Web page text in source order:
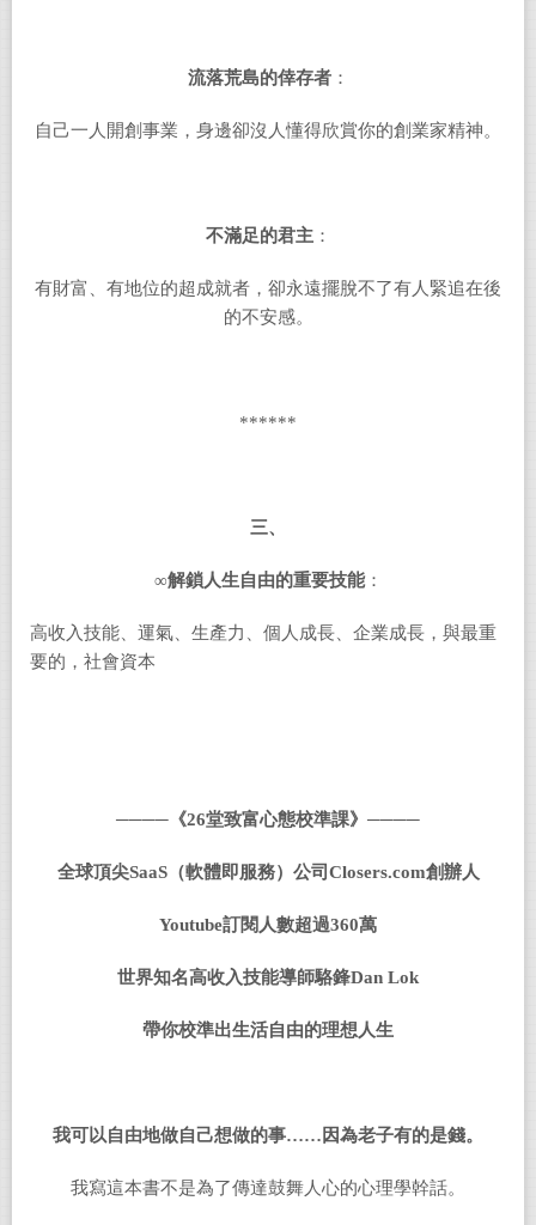
流落荒島的倖存者：
自己一人開創事業，身邊卻沒人懂得欣賞你的創業家精神。
不滿足的君主：
有財富、有地位的超成就者，卻永遠擺脫不了有人緊追在後
的不安感。
******
三、
∞解鎖人生自由的重要技能：
高收入技能、運氣、生產力、個人成長、企業成長，與最重
要的，社會資本
──── 《26堂致富心態校準課》────
全球頂尖SaaS（軟體即服務）公司 Closers.com創辦人
Youtube訂閱人數超過360萬
世界知名高收入技能導師駱鋒Dan Lok
帶你校準出生活自由的理想人生
我可以自由地做自己想做的事……因為老子有的是錢。
我寫這本書不是為了傳達鼓舞人心的心理學幹話。